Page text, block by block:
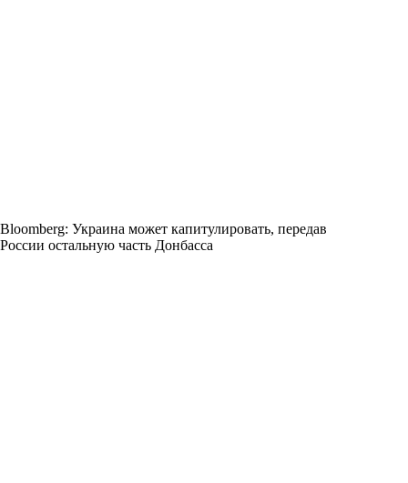
Bloomberg: Украина может капитулировать, передав
России остальную часть Донбасса